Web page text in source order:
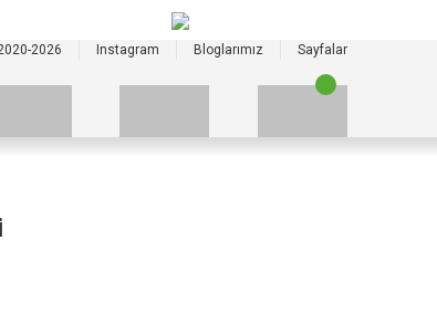
2026 Instagram Bloglarımız Sayfalar